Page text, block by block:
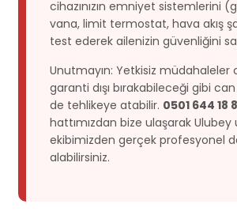
cihazınızın emniyet sistemlerini
vana, limit termostat, hava akış
test ederek ailenizin güvenliğini
Unutmayın: Yetkisiz müdahaleler
garanti dışı bırakabileceği gibi
de tehlikeye atabilir. 0501 644 18
hattımızdan bize ulaşarak Ulubey
ekibimizden gerçek profesyonel
alabilirsiniz.